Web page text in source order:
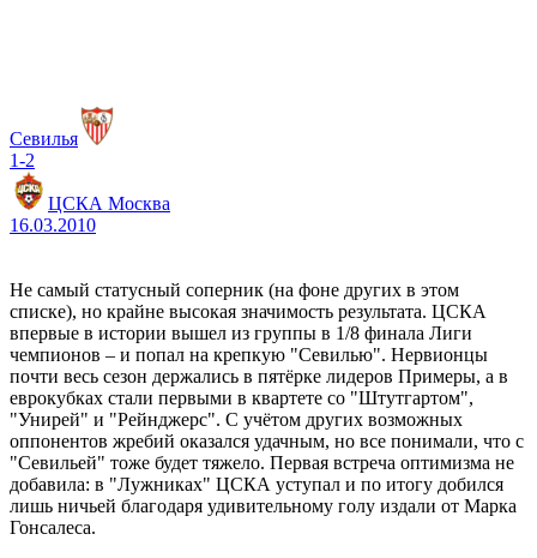
Севилья
1-2
ЦСКА Москва
16.03.2010
Не самый статусный соперник (на фоне других в этом
списке), но крайне высокая значимость результата. ЦСКА
впервые в истории вышел из группы в 1/8 финала Лиги
чемпионов – и попал на крепкую "Севилью". Нервионцы
почти весь сезон держались в пятёрке лидеров Примеры, а в
еврокубках стали первыми в квартете со "Штутгартом",
"Унирей" и "Рейнджерс". С учётом других возможных
оппонентов жребий оказался удачным, но все понимали, что с
"Севильей" тоже будет тяжело. Первая встреча оптимизма не
добавила: в "Лужниках" ЦСКА уступал и по итогу добился
лишь ничьей благодаря удивительному голу издали от Марка
Гонсалеса.